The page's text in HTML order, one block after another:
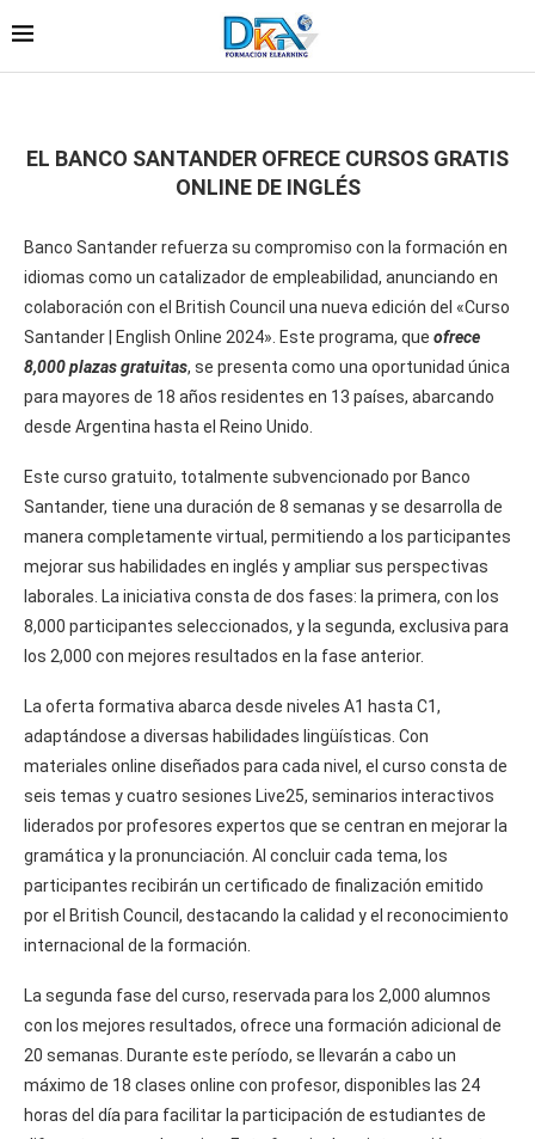
EL BANCO SANTANDER OFRECE CURSOS GRATIS
ONLINE DE INGLÉS
Banco Santander refuerza su compromiso con la formación en
idiomas como un catalizador de empleabilidad, anunciando en
colaboración con el British Council una nueva edición del «Curso
Santander | English Online 2024». Este programa, que ofrece
8,000 plazas gratuitas, se presenta como una oportunidad única
para mayores de 18 años residentes en 13 países, abarcando
desde Argentina hasta el Reino Unido.
Este curso gratuito, totalmente subvencionado por Banco
Santander, tiene una duración de 8 semanas y se desarrolla de
manera completamente virtual, permitiendo a los participantes
mejorar sus habilidades en inglés y ampliar sus perspectivas
laborales. La iniciativa consta de dos fases: la primera, con los
8,000 participantes seleccionados, y la segunda, exclusiva para
los 2,000 con mejores resultados en la fase anterior.
La oferta formativa abarca desde niveles A1 hasta C1,
adaptándose a diversas habilidades lingüísticas. Con
materiales online diseñados para cada nivel, el curso consta de
seis temas y cuatro sesiones Live25, seminarios interactivos
liderados por profesores expertos que se centran en mejorar la
gramática y la pronunciación. Al concluir cada tema, los
participantes recibirán un certificado de finalización emitido
por el British Council, destacando la calidad y el reconocimiento
internacional de la formación.
La segunda fase del curso, reservada para los 2,000 alumnos
con los mejores resultados, ofrece una formación adicional de
20 semanas. Durante este período, se llevarán a cabo un
máximo de 18 clases online con profesor, disponibles las 24
horas del día para facilitar la participación de estudiantes de